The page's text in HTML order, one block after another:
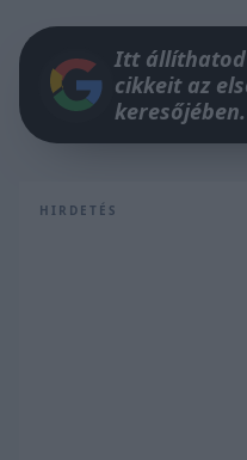
Itt állíthatod
cikkeit az
keresőjében.
HIRDETÉS